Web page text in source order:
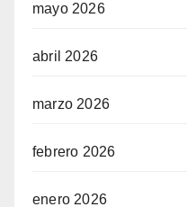
mayo 2026
abril 2026
marzo 2026
febrero 2026
enero 2026